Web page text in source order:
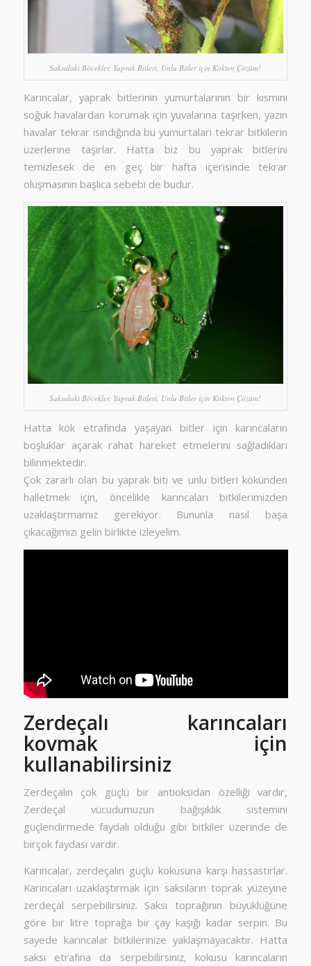
Saksıdaki Böcekler, Yaprak Bitleri, Unlu Bitler için Kökten Çözüm!
Karıncalar, yaprak bitlerinin yumurtalarının bir kısmını
soğuk havalardan korumak için yuvalarına taşırken, yazın
havalar tekrar ısındığında bu yumurtaları tekrar bitkilerin
üzerlerine taşırlar. Hatta biz bu yaprak bitlerini
temizlesek de en geç bir hafta içerisinde tekrar
oluşmasının başlıca sebebi de budur.
Saksıdaki Böcekler, Yaprak Bitleri, Unlu Bitler için Kökten Çözüm!
Hatta kök etrafında yaşayan bitler için karıncaların
boşluklar açarak rahat hareket etmelerini sağladıkları
bilinmektedir.
Çok zararlı olan bu yaprak biti ve unlu bitleri kökünden
halletmek için, öncelikle karıncaları bitkilerimizden
uzaklaştırmamız gerekiyor. Bununla nasıl başa
çıkacağımızı gelin birlikte izleyelim.
Zerdeçalı karıncaları
kovmak için
kullanabilirsiniz
Zerdeçalın çok güçlü bir antioksidan özelliği vardır,
Zerdeçal vücudumuzun bağışıklık sistemini
güçlendirmede faydalı olduğu gibi bitkiler üzerinde de
birçok faydası vardır.
Karıncalar, zerdeçalın güçlü kokusuna karşı hassastırlar.
Karıncaları uzaklaştırmak için saksıların toprak yüzeyine
zerdeçal serpebilirsiniz. Saksı toprağının büyüklüğüne
göre bir litre toprağa bir çay kaşığı kadar serpin. Bu
sayede karıncalar bitkilerinize yaklaşmayacaktır. Hatta
saksı etrafına da serpebilirsiniz, kokusu karıncaların